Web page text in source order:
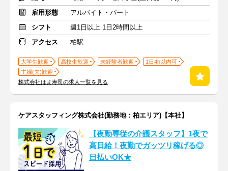
雇用形態
アルバイト・パート
シフト
週1日以上 1日2時間以上
アクセス
柏駅
大学生歓迎 高校生歓迎 未経験者歓迎
1日4h以内可
主婦(夫)歓迎
株式会社はま寿司の求人一覧を見る
ケアスタッフィング株式会社(勤務地：柏エリア)【本社】
【夜勤専従の介護スタッフ】1夜で
高日給！夜勤でガッツリ稼げる◎
日払いOK★